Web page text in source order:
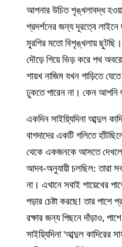
আপনার উচিত শৃঙ্খলাবদ্ধ
প্রদর্শনের জন্য দূরত্বে লাইনে
মুরগির মতো বিশৃঙ্খলায়
দৌড়ে গিয়ে ভিড় করে পথ
শায়খ নাজিম যখন গাড়িতে যেতে
ঢুকতে পারেন না। কেন আপনি
একদিন সাইয়্যিদিনা আব্দুল
বাগদাদের একটি গলিতে
থেকে একজনকে আসতে
আদব-অনুযায়ী চলছিল: তারা
না। এখানে সবাই শায়েখের
পড়ার চেষ্টা করছে! তার পাশে
রক্ষার জন্য পিছনে দাঁড়াও,
সাইয়্যিদিনা 'আব্দুল